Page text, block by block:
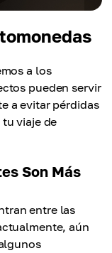
a los
pueden servir
a evitar pérdidas
viaje de
Son Más
entre las
aún